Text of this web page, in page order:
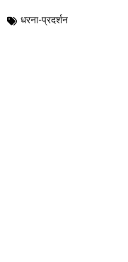
धरना-प्रदर्शन